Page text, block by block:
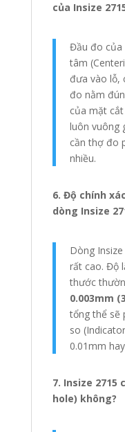
của Insize
Đầu đo của
tâm
đưa vào lỗ,
đo nằm
của mặt
luôn vuông
cần thợ đo
nhiều.
6. Độ chính
dòng Insize
Dòng
rất cao. Độ
thước
0.003mm
tổng thể sẽ
so
0.01mm
7. Insize 2715
hole) không?